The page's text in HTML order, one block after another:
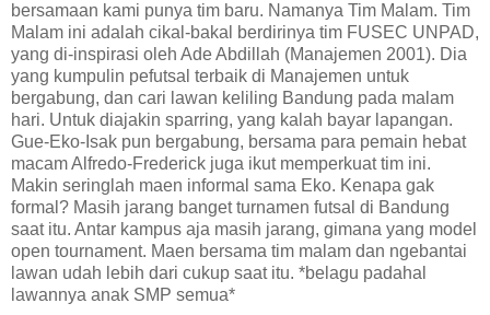
bersamaan kami punya tim baru. Namanya Tim Malam. Tim
Malam ini adalah cikal-bakal berdirinya tim FUSEC UNPAD,
yang di-inspirasi oleh Ade Abdillah (Manajemen 2001). Dia
yang kumpulin pefutsal terbaik di Manajemen untuk
bergabung, dan cari lawan keliling Bandung pada malam
hari. Untuk diajakin sparring, yang kalah bayar lapangan.
Gue-Eko-Isak pun bergabung, bersama para pemain hebat
macam Alfredo-Frederick juga ikut memperkuat tim ini.
Makin seringlah maen informal sama Eko. Kenapa gak
formal? Masih jarang banget turnamen futsal di Bandung
saat itu. Antar kampus aja masih jarang, gimana yang model
open tournament. Maen bersama tim malam dan ngebantai
lawan udah lebih dari cukup saat itu. *belagu padahal
lawannya anak SMP semua*